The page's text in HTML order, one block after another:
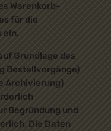
Warenkorb-
für die
ein.
Grundlage des
Bestellvorgänge)
Archivierung)
Begründung und
Die Daten